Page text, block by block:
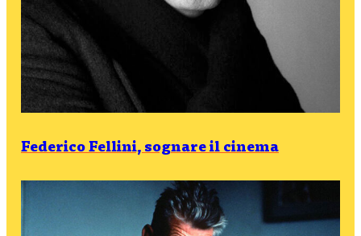
Federico Fellini, sognare il cinema